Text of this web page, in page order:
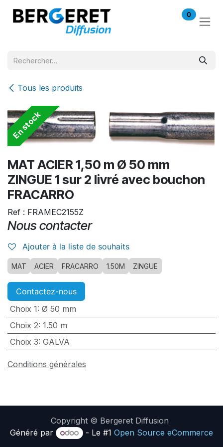
Se rendre au contenu
0
Tous les produits
En stock
MAT ACIER 1,50 m Ø 50 mm
ZINGUE 1 sur 2 livré avec bouchon
FRACARRO
Ref : FRAMEC2155Z
Nous contacter
Ajouter à la liste de souhaits
MAT ACIER FRACARRO 1.50M ZINGUE
Contactez-nous
Choix 1: Ø 50 mm
Choix 2: 1.50 m
Choix 3: GALVA
Conditions générales
Copyright © Bergeret Diffusion
Généré par
- Le #1 Open Source eCommerce